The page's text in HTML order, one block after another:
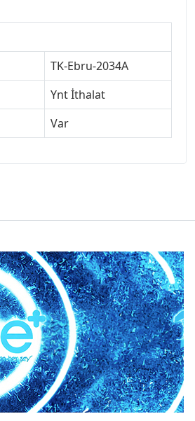
TK-Ebru-2034A
Ynt İthalat
Var